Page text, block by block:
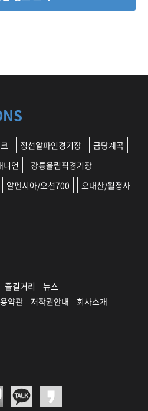
정선알파인경기장
금당계곡
니언
강릉올림픽경기장
알펜시아/오션700
오대산/월정사
즐길거리
뉴스
약관 저작권안내
회사소개